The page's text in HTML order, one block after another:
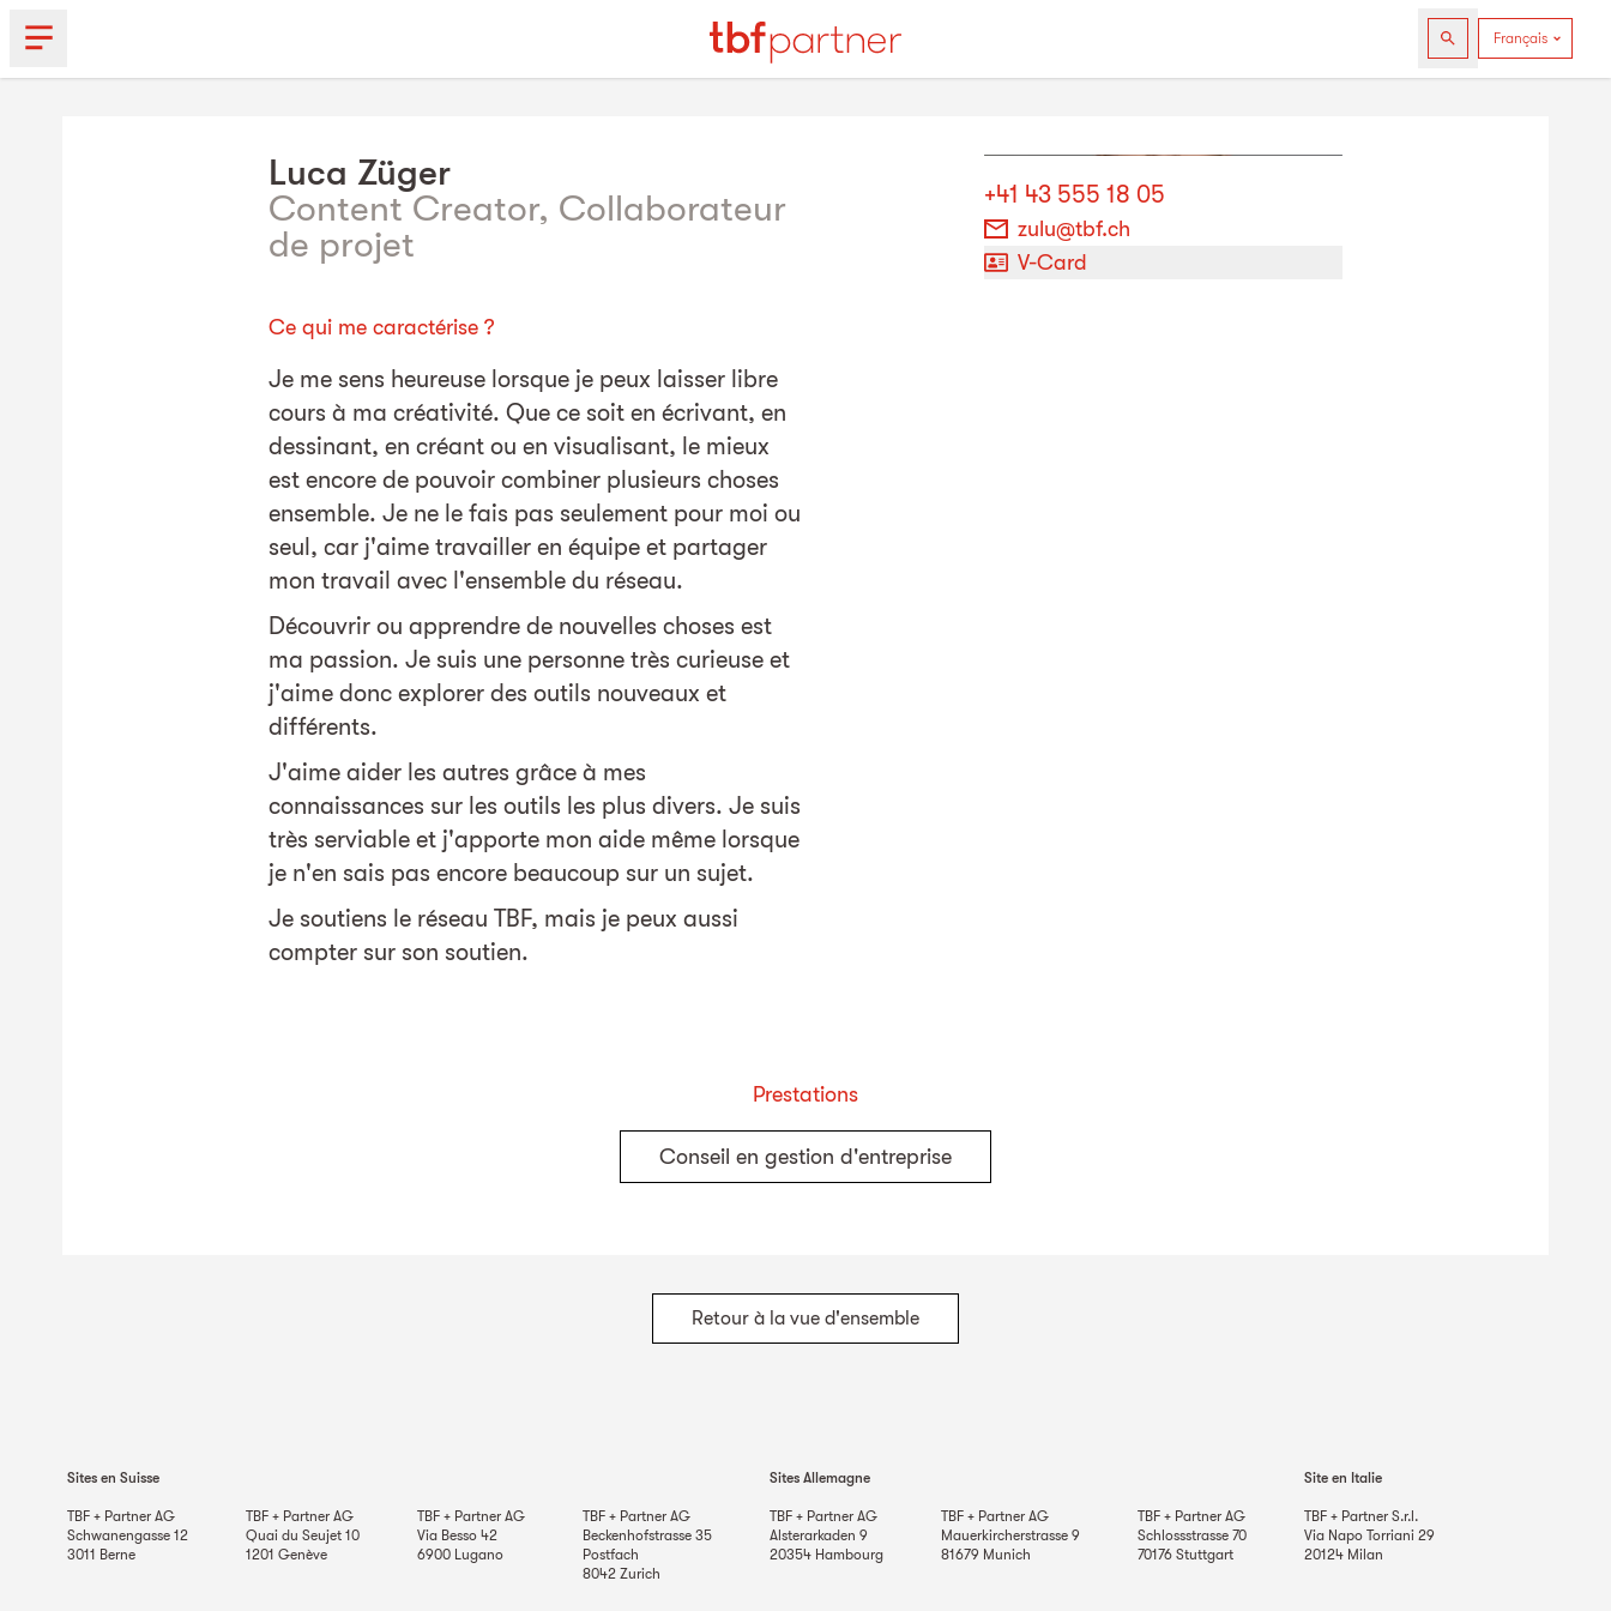
Luca Züger
Content Creator, Collaborateur
de projet
Ce qui me caractérise ?
Je me sens heureuse lorsque je peux laisser libre
cours à ma créativité. Que ce soit en écrivant, en
dessinant, en créant ou en visualisant, le mieux
est encore de pouvoir combiner plusieurs choses
ensemble. Je ne le fais pas seulement pour moi ou
seul, car j'aime travailler en équipe et partager
mon travail avec l'ensemble du réseau.
Découvrir ou apprendre de nouvelles choses est
ma passion. Je suis une personne très curieuse et
j'aime donc explorer des outils nouveaux et
différents.
J'aime aider les autres grâce à mes
connaissances sur les outils les plus divers. Je suis
très serviable et j'apporte mon aide même lorsque
je n'en sais pas encore beaucoup sur un sujet.
Je soutiens le réseau TBF, mais je peux aussi
compter sur son soutien.
+41 43 555 18 05
zulu@tbf.ch
V-Card
Prestations
Conseil en gestion d'entreprise
Retour à la vue d'ensemble
Sites en Suisse
TBF + Partner AG
Schwanengasse 12
3011 Berne
TBF + Partner AG
Quai du Seujet 10
1201 Genève
TBF + Partner AG
Via Besso 42
6900 Lugano
TBF + Partner AG
Beckenhofstrasse 35
Postfach
8042 Zurich
Sites Allemagne
TBF + Partner AG
Alsterarkaden 9
20354 Hambourg
TBF + Partner AG
Mauerkircherstrasse 9
81679 Munich
TBF + Partner AG
Schlossstrasse 70
70176 Stuttgart
Site en Italie
TBF + Partner S.r.l.
Via Napo Torriani 29
20124 Milan